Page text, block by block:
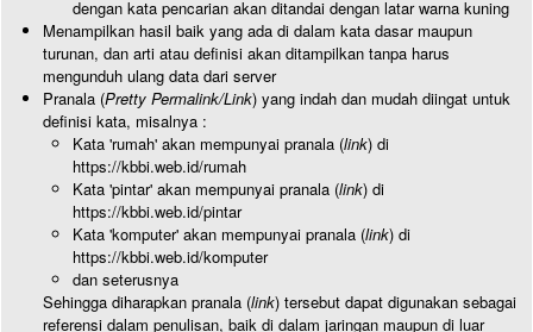
dengan kata pencarian akan ditandai dengan latar warna kuning
Menampilkan hasil baik yang ada di dalam kata dasar maupun
turunan, dan arti atau definisi akan ditampilkan tanpa harus
mengunduh ulang data dari server
Pranala (Pretty Permalink/Link) yang indah dan mudah diingat untuk
definisi kata, misalnya :
Kata 'rumah' akan mempunyai pranala (link) di
https://kbbi.web.id/rumah
Kata 'pintar' akan mempunyai pranala (link) di
https://kbbi.web.id/pintar
Kata 'komputer' akan mempunyai pranala (link) di
https://kbbi.web.id/komputer
dan seterusnya
Sehingga diharapkan pranala (link) tersebut dapat digunakan sebagai
referensi dalam penulisan, baik di dalam jaringan maupun di luar